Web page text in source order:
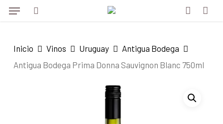
Skip
content
Menu
Inicio Vinos Uruguay
Antigua Bodega
Antigua Bodega Prima Donna Sauvignon Blanc 750ml